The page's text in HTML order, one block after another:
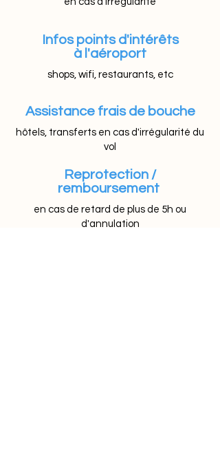
Infos points d'intérêts
à l'aéroport
shops, wifi, restaurants, etc
Assistance frais de bouche
hôtels, transferts en cas d'irrégularité du
vol
Reprotection /
remboursement
en cas de retard de plus de 5h ou
d'annulation